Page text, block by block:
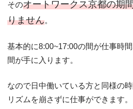
そのオートワークス京都の期
りません。
基本的に8:00~17:00の間が仕事時
間が手に入ります。
なので日中働いている方と同様の
リズムを崩さずに仕事ができます。